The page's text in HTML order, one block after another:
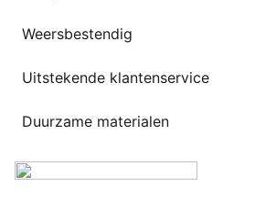
Weersbestendig
Uitstekende klantenservice
Duurzame materialen